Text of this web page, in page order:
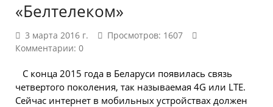
«Белтелеком»
3 марта 2016 г.
Просмотров: 1607
Комментарии: 0
С конца 2015 года в Беларуси появилась связь
четвертого поколения, так называемая 4G или LTE.
Сейчас интернет в мобильных устройствах должен